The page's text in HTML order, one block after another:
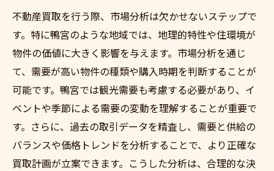
不動産買取を行う際、市場分析は欠かせないステップで
す。特に鴨宮のような地域では、地理的特性や住環境が
物件の価値に大きく影響を与えます。市場分析を通じ
て、需要が高い物件の種類や購入時期を判断することが
可能です。鴨宮では観光需要も考慮する必要があり、イ
ベントや季節による需要の変動を理解することが重要で
す。さらに、過去の取引データを精査し、需要と供給の
バランスや価格トレンドを分析することで、より正確な
買取計画が立案できます。こうした分析は、合理的な決